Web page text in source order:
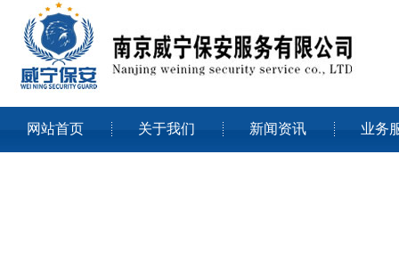
网站首页 关于我们 新闻资讯 业务